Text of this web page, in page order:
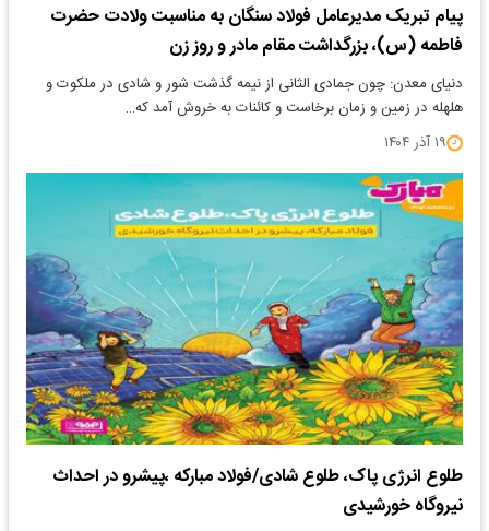
پیام تبریک مدیرعامل فولاد سنگان به مناسبت ولادت حضرت
فاطمه (س)، بزرگداشت مقام مادر و روز زن
دنیای معدن: چون جمادی الثانی از نیمه گذشت شور و شادی در ملکوت و
هلهله در زمین و زمان برخاست و کائنات به خروش آمد که…
۱۹ آذر ۱۴۰۴
طلوع انرژی پاک، طلوع شادی/فولاد مبارکه ،پیشرو در احداث
نیروگاه خورشیدی